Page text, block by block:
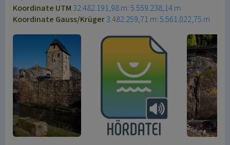
Koordinate UTM 32.482.191,98 m: 5.559.238,14 m
Koordinate Gauss/Krüger3.482.259,71 m: 5.561.022,75 m